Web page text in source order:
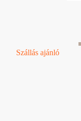
Szállás ajánló